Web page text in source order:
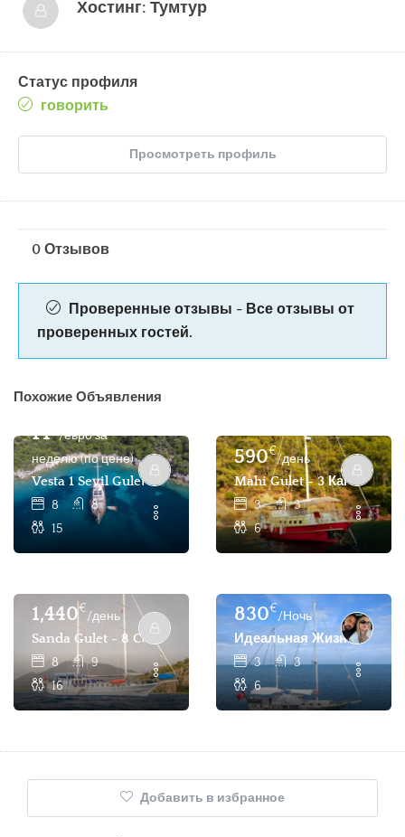
Хостинг: Тумтур
Статус профиля
говорить
Просмотреть профиль
0 Отзывов
Проверенные отзывы - Все отзывы от
проверенных гостей.
Похожие Объявления
14 /евро за
неделю (по цене)
Vesta 1 Sevil Gulet: 16 Pax Чартерные Яхты В Аренду
8
8
15
590€
/день
Mahi Gulet - 3 Каюты На
3
3
6
1,440€
/день
Sanda Gulet - 8 Cabin 16 Pax Gulet Для Чартера -
8
9
16
830€
/Ночь
Идеальная Жизнь: 6
3
3
6
Добавить в избранное